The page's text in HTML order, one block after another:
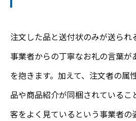
注文した品と送付状のみが送られ
事業者からの丁寧なお礼の言葉が
を抱きます。加えて、注文者の属
品や商品紹介が同梱されているこ
客をよく見ているという事業者の